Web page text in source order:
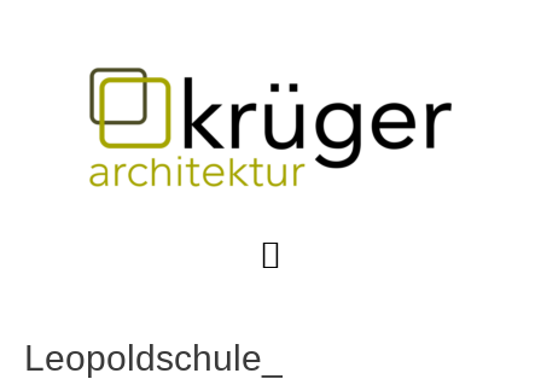
Hauptmenü
Leopoldschule_